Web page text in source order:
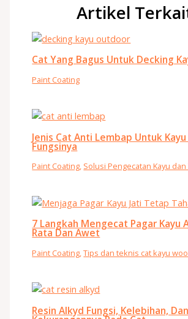
Artikel
Cat Yang Bagus Untuk Decking
Paint Coating
Jenis Cat Anti Lembap Untuk Kayu
Fungsinya
Paint Coating, Solusi Pengecatan Kayu
7 Langkah Mengecat Pagar Kayu
Rata Dan Awet
Paint Coating,Tips dan teknis cat kayu
Resin Alkyd Fungsi, Kelebihan, Dan